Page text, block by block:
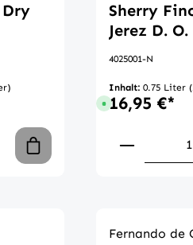
oder benutze die
den
Sherry
Jerez D. O.
4025001-N
Inhalt: 0.75 Liter
Sofort verfügbar,
16,95 €*
Fernando de